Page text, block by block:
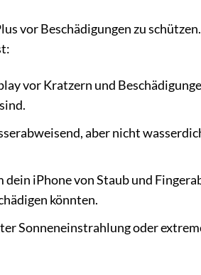
vor Beschädigungen zu
vor Kratzern und
aber nicht
iPhone von Staub und
könnten.
Sonneneinstrahlung oder